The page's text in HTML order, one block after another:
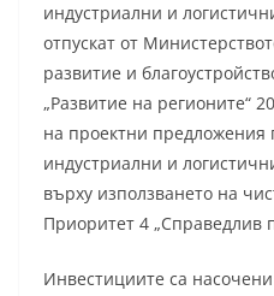
индустриални и
отпускат от
развитие и
„Развитие на регионите“
на проектни предложения
индустриални и
върху използването на
Приоритет 4 „Справедлив
Инвестициите са